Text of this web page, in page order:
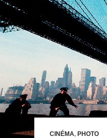
CINÉMA, PHOTO